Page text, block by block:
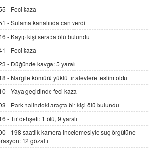
ADEM AKÖL
Esed Destekçilerinin Yüzüne Vurulan
Şamar: Sednaya
11.12.2024 12:30
DR. EKREM ASLAN
Gerçek Ne, Algı Ne? "Beraber
Yürüyoruz" Cümlesinin Peşinden
19.07.2025 12:45
GÖNÜL MENEKŞE
Şifacının Yolu
04.11.2025 12:56
- Feci kaza
-Sulama kanalında can verdi
- Kayıp kişi serada ölü bulundu
- Feci kaza
- Düğünde kavga: 5 yaralı
- Nargile kömürü yüklü tır alevlere teslim oldu
-Yaya geçidinde feci kaza
- Park halindeki araçta bir kişi ölü bulundu
-Tır dehşeti: 1 ölü, 9 yaralı
- 198 saatlik kamera incelemesiyle suç örgütüne
12 gözaltı